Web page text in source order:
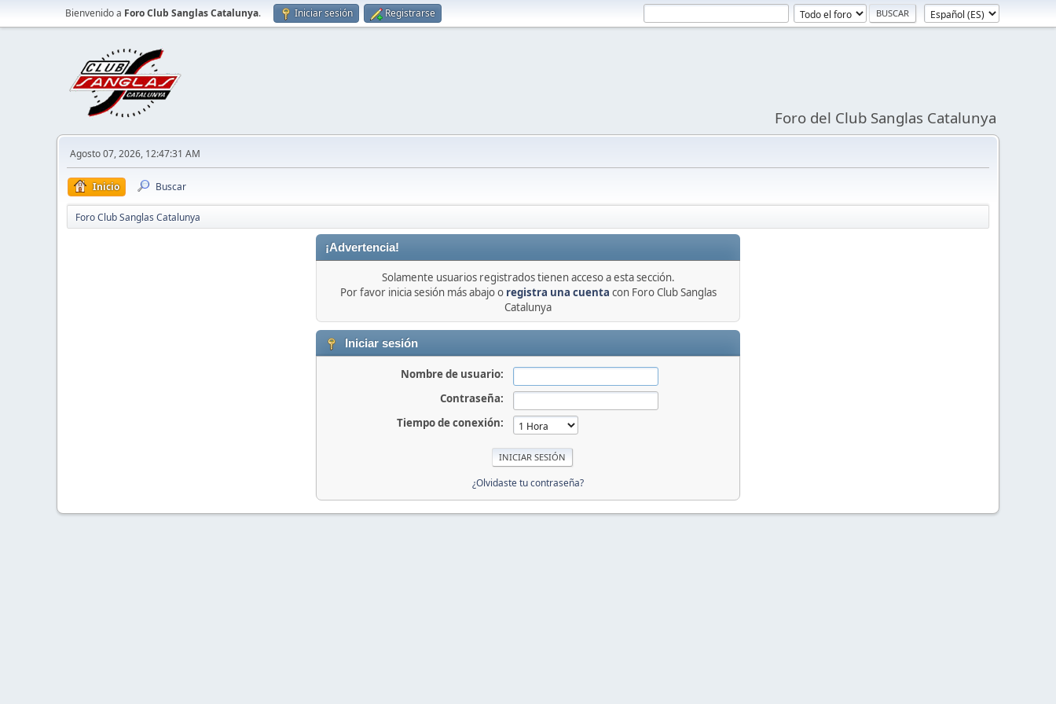
Bienvenido a Foro Club Sanglas Catalunya. Iniciar sesión Registrarse
Foro del Club Sanglas Catalunya
Agosto 07, 2026, 12:47:31 AM
Inicio Buscar
Foro Club Sanglas Catalunya
¡Advertencia!
Solamente usuarios registrados tienen acceso a esta sección.
Por favor inicia sesión más abajo o registra una cuenta con Foro Club Sanglas
Catalunya
Iniciar sesión
Nombre de usuario:
Contraseña:
Tiempo de conexión:
¿Olvidaste tu contraseña?